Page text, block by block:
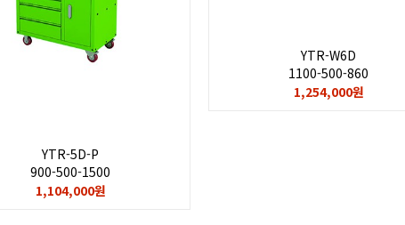
YTR-5D-P
900-500-1500
1,104,000원
YTR-W6D
1100-500-860
1,254,000원